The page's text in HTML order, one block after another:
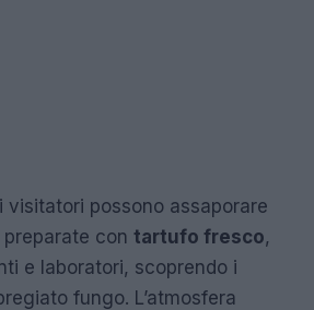
visitatori possono assaporare
con tartufo fresco,
e laboratori, scoprendo i
fungo. L’atmosfera